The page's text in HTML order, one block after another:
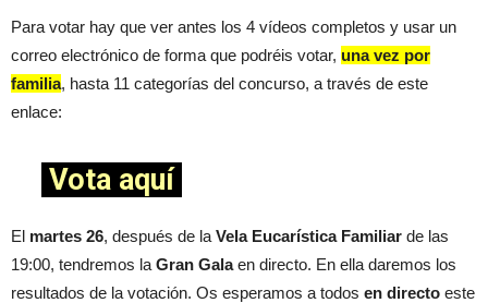
Para votar hay que ver antes los 4 vídeos completos y usar un
correo electrónico de forma que podréis votar, una vez por
familia, hasta 11 categorías del concurso, a través de este
enlace:
Vota aquí
El martes 26, después de la Vela Eucarística Familiar de las
19:00, tendremos la Gran Galaen directo. En ella daremos los
resultados de la votación. Os esperamos a todos en directo este